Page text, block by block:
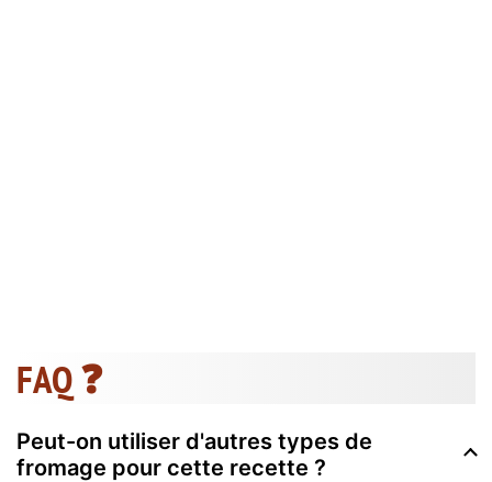
FAQ ❓
Peut-on utiliser d'autres types de
fromage pour cette recette ?